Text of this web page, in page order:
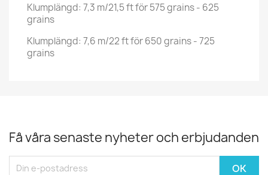
Klumplängd: 7,3 m/21,5 ft för 575 grains - 625
grains
Klumplängd: 7,6 m/22 ft för 650 grains - 725
grains
Få våra senaste nyheter och erbjudanden